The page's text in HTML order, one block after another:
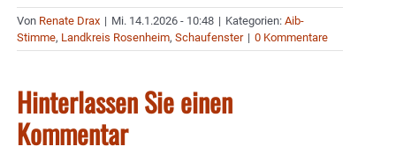
Von Renate Drax | Mi. 14.1.2026 - 10:48 | Kategorien: Aib-
Stimme, Landkreis Rosenheim, Schaufenster | 0 Kommentare
Hinterlassen Sie einen
Kommentar